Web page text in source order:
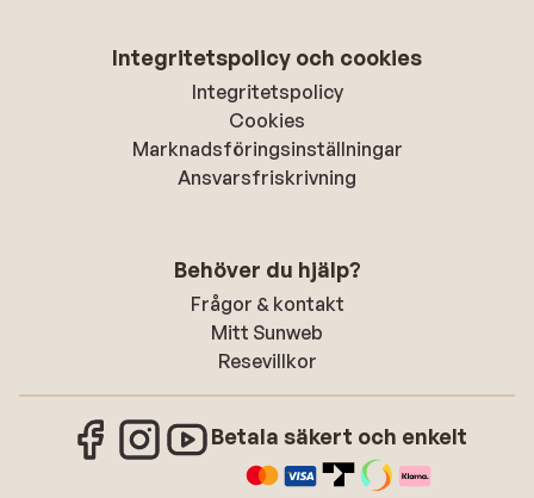
Integritetspolicy och cookies
Integritetspolicy
Cookies
Marknadsföringsinställningar
Ansvarsfriskrivning
Behöver du hjälp?
Frågor & kontakt
Mitt Sunweb
Resevillkor
Betala säkert och enkelt